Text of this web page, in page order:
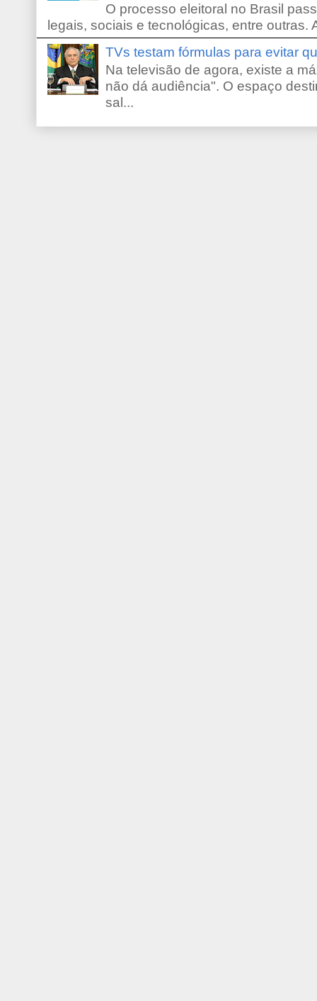
O processo eleitoral no Brasil
legais, sociais e tecnológicas, entre outras.
TVs testam fórmulas para evitar
Na televisão de agora, existe a
não dá audiência". O espaço
sal...